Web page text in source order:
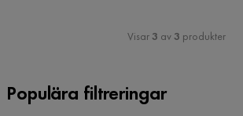
Visar3 av3 produkter
Populära filtreringar